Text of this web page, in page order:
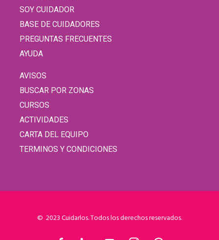
SOY CUIDADOR
BASE DE CUIDADORES
PREGUNTAS FRECUENTES
AYUDA
AVISOS
BUSCAR POR ZONAS
CURSOS
ACTIVIDADES
CARTA DEL EQUIPO
TERMINOS Y CONDICIONES
© 2023 Cuidarlos. Todos los derechos reservados.